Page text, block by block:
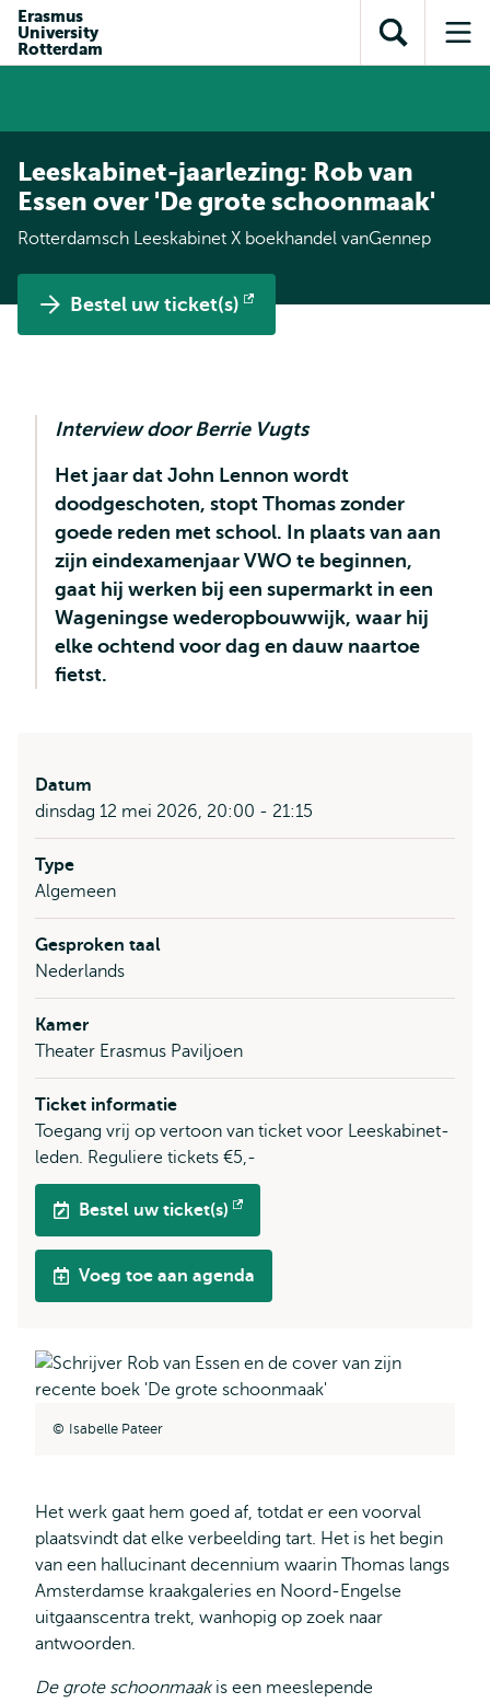
inhoud
Direct naar
subnavigatie
Erasmus
University
Rotterdam
Toon
zoekveld
Leeskabinet-jaarlezing: Rob van
Essen over 'De grote schoonmaak'
Rotterdamsch Leeskabinet X boekhandel vanGennep
Bestel uw ticket(s)
Opent
Interview door Berrie Vugts
Het jaar dat John Lennon wordt
doodgeschoten, stopt Thomas zonder
goede reden met school. In plaats van aan
zijn eindexamenjaar VWO te beginnen,
gaat hij werken bij een supermarkt in een
Wageningse wederopbouwwijk, waar hij
elke ochtend voor dag en dauw naartoe
fietst.
Datum
dinsdag 12 mei 2026, 20:00 - 21:15
Type
Algemeen
Gesproken taal
Nederlands
Kamer
Theater Erasmus Paviljoen
Ticket informatie
Toegang vrij op vertoon van ticket voor Leeskabinet-
leden. Reguliere tickets €5,-
Bestel uw ticket(s)
Opent
extern
Voeg toe aan agenda
Isabelle Pateer
Het werk gaat hem goed af, totdat er een voorval
plaatsvindt dat elke verbeelding tart. Het is het begin
van een hallucinant decennium waarin Thomas langs
Amsterdamse kraakgaleries en Noord-Engelse
uitgaanscentra trekt, wanhopig op zoek naar
antwoorden.
De grote schoonmaak is een meeslepende